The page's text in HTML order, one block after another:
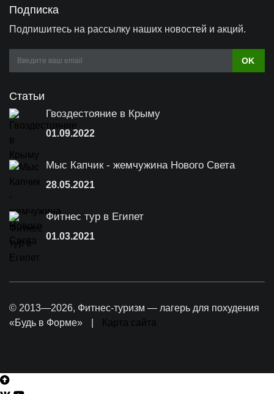
Подписка
Подпишитесь на рассылку наших новостей и акций.
Email
address
OK
Статьи
Гвоздестояние в Крыму
01.09.2022
Мыс Капчик - жемчужина Нового Света
28.05.2021
Фитнес тур в Египет
01.03.2021
© 2013—2026, Фитнес-туризм — лагерь для похудения
«Будь в Форме»
Карта сайта